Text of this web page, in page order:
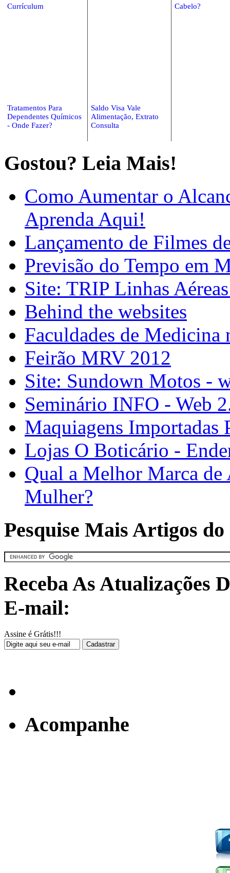
Currículum
Cabelo?
Tratamentos Para
Dependentes Químicos
- Onde Fazer?
Saldo Visa Vale
Alimentação, Extrato
Consulta
Gostou? Leia Mais!
Como Aumentar o
Aprenda Aqui!
Lançamento de Filmes
Previsão do Tempo em
Site: TRIP Linhas
Behind the websites
Faculdades de
Feirão MRV 2012
Site: Sundown Motos -
Seminário INFO - Web
Maquiagens Importadas
Lojas O Boticário -
Qual a Melhor Marca de
Mulher?
Pesquise Mais Artigos do
Receba As Atualizações
E-mail:
Assine é Grátis!!!
Acompanhe